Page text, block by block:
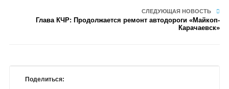
СЛЕДУЮЩАЯ НОВОСТЬ
Глава КЧР: Продолжается ремонт автодороги «Майкоп-
Карачаевск»
Поделиться: